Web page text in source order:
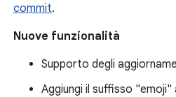
commit.
Nuove funzionalità
Supporto degli
Aggiungi il suffisso